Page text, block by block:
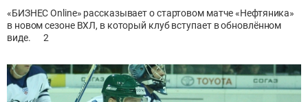
«БИЗНЕС Online» рассказывает о стартовом матче «Нефтяника»
в новом сезоне ВХЛ, в который клуб вступает в обновлённом
виде.
2